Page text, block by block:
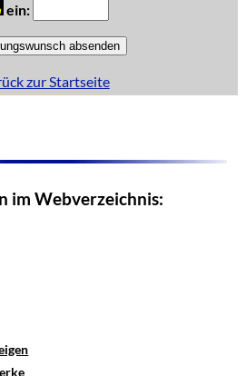
ein:
zur Startseite
im Webverzeichnis: